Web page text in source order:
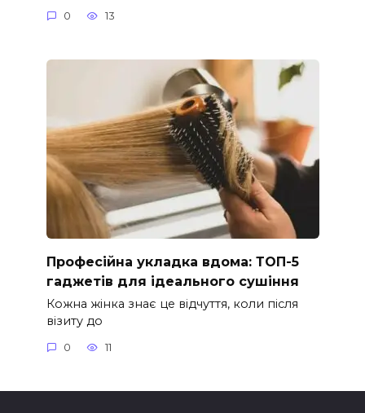
0 13
Професійна укладка вдома: ТОП-5
гаджетів для ідеального сушіння
Кожна жінка знає це відчуття, коли після
візиту до
0 11